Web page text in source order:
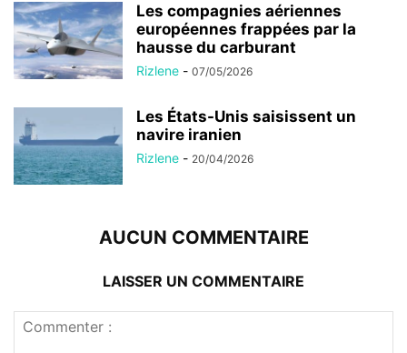
Les compagnies aériennes
européennes frappées par la
hausse du carburant
Rizlene - 07/05/2026
Les États-Unis saisissent un
navire iranien
Rizlene - 20/04/2026
AUCUN COMMENTAIRE
LAISSER UN COMMENTAIRE